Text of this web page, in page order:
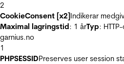
2
CookieConsent [x2]Indikerar
Maximal lagringstid: 1 årTyp:
garnius.no
1
PHPSESSIDPreserves user session